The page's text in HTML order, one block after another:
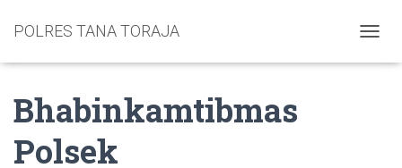
POLRES TANA TORAJA
Bhabinkamtibmas
Polsek